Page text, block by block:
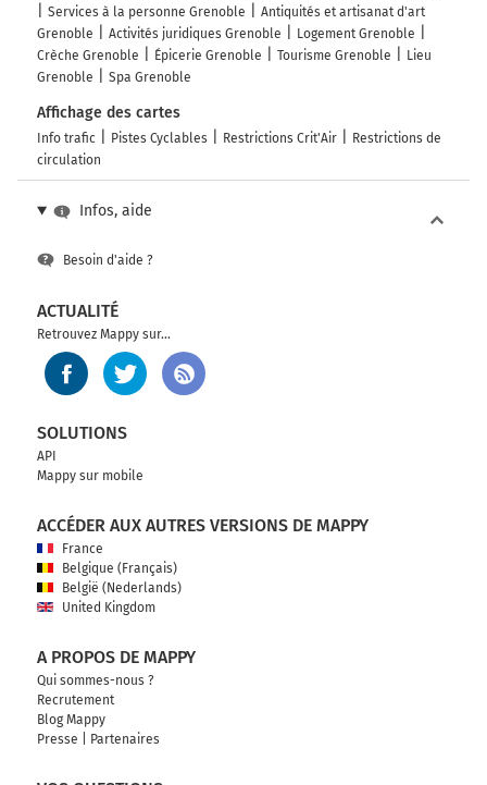
Services à la personne Grenoble
Antiquités et artisanat d'art
Grenoble
Activités juridiques Grenoble
Logement Grenoble
Crèche Grenoble
Épicerie Grenoble Tourisme Grenoble
Lieu
Grenoble
Spa Grenoble
Affichage des cartes
Info trafic Pistes Cyclables Restrictions Crit'Air
Restrictions de
circulation
Infos, aide
Besoin d'aide ?
ACTUALITÉ
Retrouvez Mappy sur...
SOLUTIONS
API
Mappy sur mobile
ACCÉDER AUX AUTRES VERSIONS DE MAPPY
France
Belgique (Français)
België (Nederlands)
United Kingdom
A PROPOS DE MAPPY
Qui sommes-nous ?
Recrutement
Blog Mappy
Presse
Partenaires